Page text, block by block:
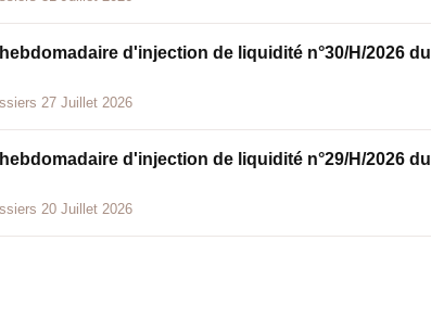
d'injection de liquidité n°30/H/2026 du
27 Juillet 2026
d'injection de liquidité n°29/H/2026 du
20 Juillet 2026